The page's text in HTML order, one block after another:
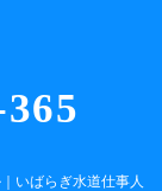
いばらぎ水道仕事人